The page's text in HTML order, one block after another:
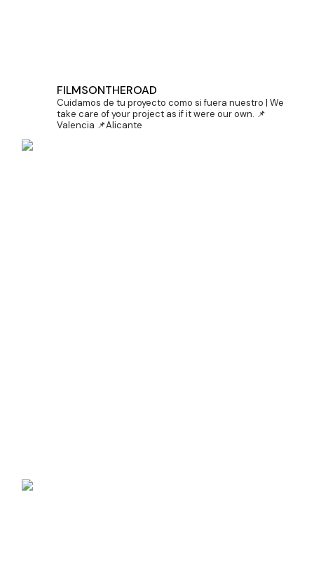
FILMSONTHEROAD
Cuidamos de tu proyecto como si fuera nuestro | We
take care of your project as if it were our own. 📌
Valencia 📌Alicante